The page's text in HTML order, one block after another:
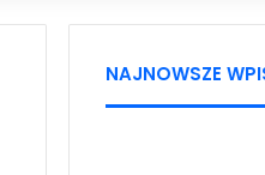
NAJNOWSZE